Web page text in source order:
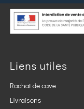
Liens utiles
Rachat de cave
Livraisons